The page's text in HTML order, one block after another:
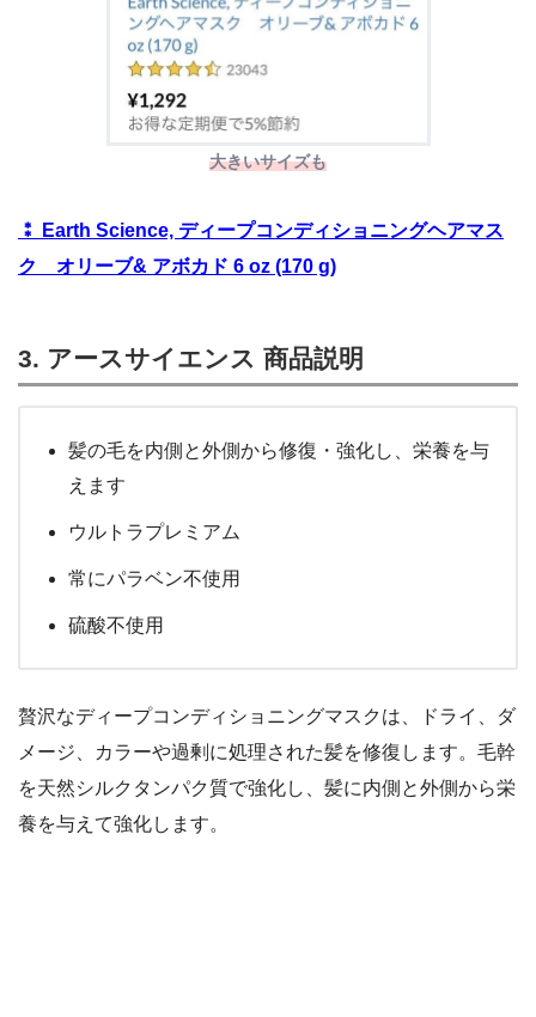
大きいサイズも
⁑ Earth Science, ディープコンディショニングヘアマス
ク オリーブ& アボカド 6 oz (170 g)
3. アースサイエンス 商品説明
髪の毛を内側と外側から修復・強化し、栄養を与
えます
ウルトラプレミアム
常にパラベン不使用
硫酸不使用
贅沢なディープコンディショニングマスクは、ドライ、ダ
メージ、カラーや過剰に処理された髪を修復します。毛幹
を天然シルクタンパク質で強化し、髪に内側と外側から栄
養を与えて強化します。